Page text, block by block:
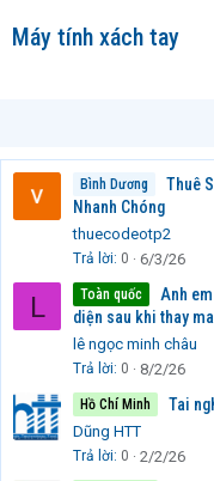
Máy tính xách tay
Bình Dương
Thuê
Nhanh Chóng
thuecodeotp2
Trả lời 0 6/3/26
L Toàn quốc
Anh
diện sau khi thay
lê ngọc minh châu
Trả lời 0 8/2/26
Hồ Chí Minh Tai
Dũng HTT
Trả lời 0 2/2/26